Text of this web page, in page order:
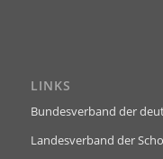
LINKS
Bundesverband der
Landesverband der